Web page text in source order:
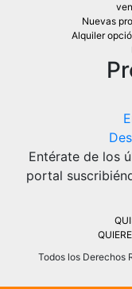
Nuevas
Alquiler
Entérate de los
portal
Todos los Derechos